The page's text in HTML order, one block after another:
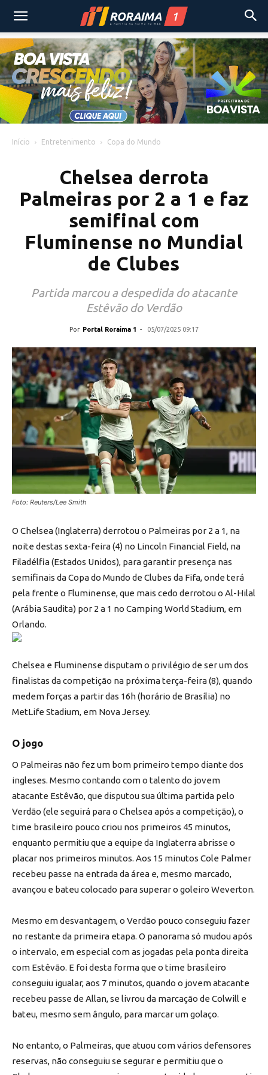
Início Entretenimento Copa do Mundo
Chelsea derrota
Palmeiras por 2 a 1 e faz
semifinal com
Fluminense no Mundial
de Clubes
Partida marcou a despedida do atacante
Estêvão do Verdão
Por Portal Roraima 1 - 05/07/2025 09:17
Foto: Reuters/Lee Smith
O Chelsea (Inglaterra) derrotou o Palmeiras por 2 a 1, na
noite destas sexta-feira (4) no Lincoln Financial Field, na
Filadélfia (Estados Unidos), para garantir presença nas
semifinais da Copa do Mundo de Clubes da Fifa, onde terá
pela frente o Fluminense, que mais cedo derrotou o Al-Hilal
(Arábia Saudita) por 2 a 1 no Camping World Stadium, em
Orlando.
Chelsea e Fluminense disputam o privilégio de ser um dos
finalistas da competição na próxima terça-feira (8), quando
medem forças a partir das 16h (horário de Brasília) no
MetLife Stadium, em Nova Jersey.
O jogo
O Palmeiras não fez um bom primeiro tempo diante dos
ingleses. Mesmo contando com o talento do jovem
atacante Estêvão, que disputou sua última partida pelo
Verdão (ele seguirá para o Chelsea após a competição), o
time brasileiro pouco criou nos primeiros 45 minutos,
enquanto permitiu que a equipe da Inglaterra abrisse o
placar nos primeiros minutos. Aos 15 minutos Cole Palmer
recebeu passe na entrada da área e, mesmo marcado,
avançou e bateu colocado para superar o goleiro Weverton.
Mesmo em desvantagem, o Verdão pouco conseguiu fazer
no restante da primeira etapa. O panorama só mudou após
o intervalo, em especial com as jogadas pela ponta direita
com Estêvão. E foi desta forma que o time brasileiro
conseguiu igualar, aos 7 minutos, quando o jovem atacante
recebeu passe de Allan, se livrou da marcação de Colwill e
bateu, mesmo sem ângulo, para marcar um golaço.
No entanto, o Palmeiras, que atuou com vários defensores
reservas, não conseguiu se segurar e permitiu que o